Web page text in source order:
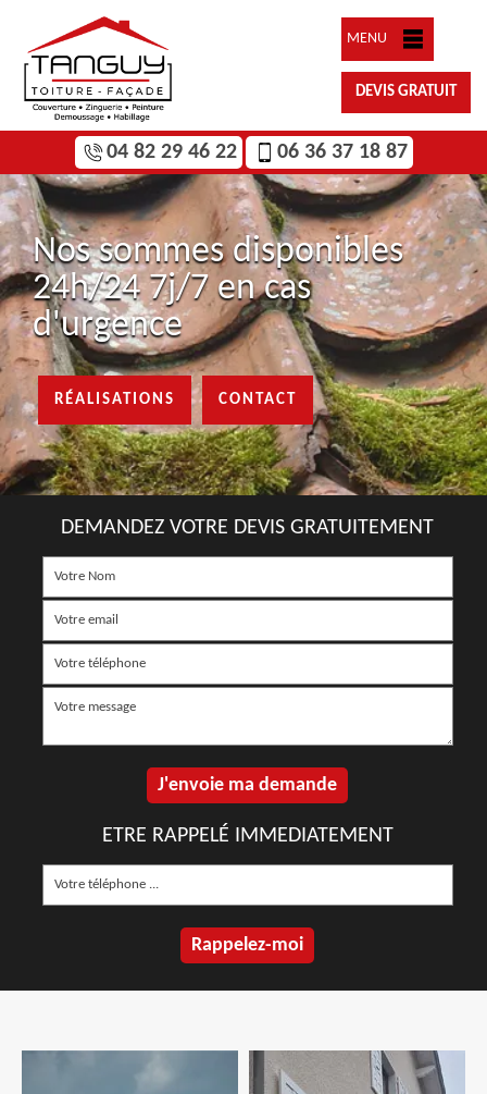
MENU
DEVIS GRATUIT
04 82 29 46 22 06 36 37 18 87
Nos sommes disponibles
24h/24 7j/7 en cas
d'urgence
RÉALISATIONS CONTACT
DEMANDEZ VOTRE DEVIS GRATUITEMENT
ETRE RAPPELÉ IMMEDIATEMENT